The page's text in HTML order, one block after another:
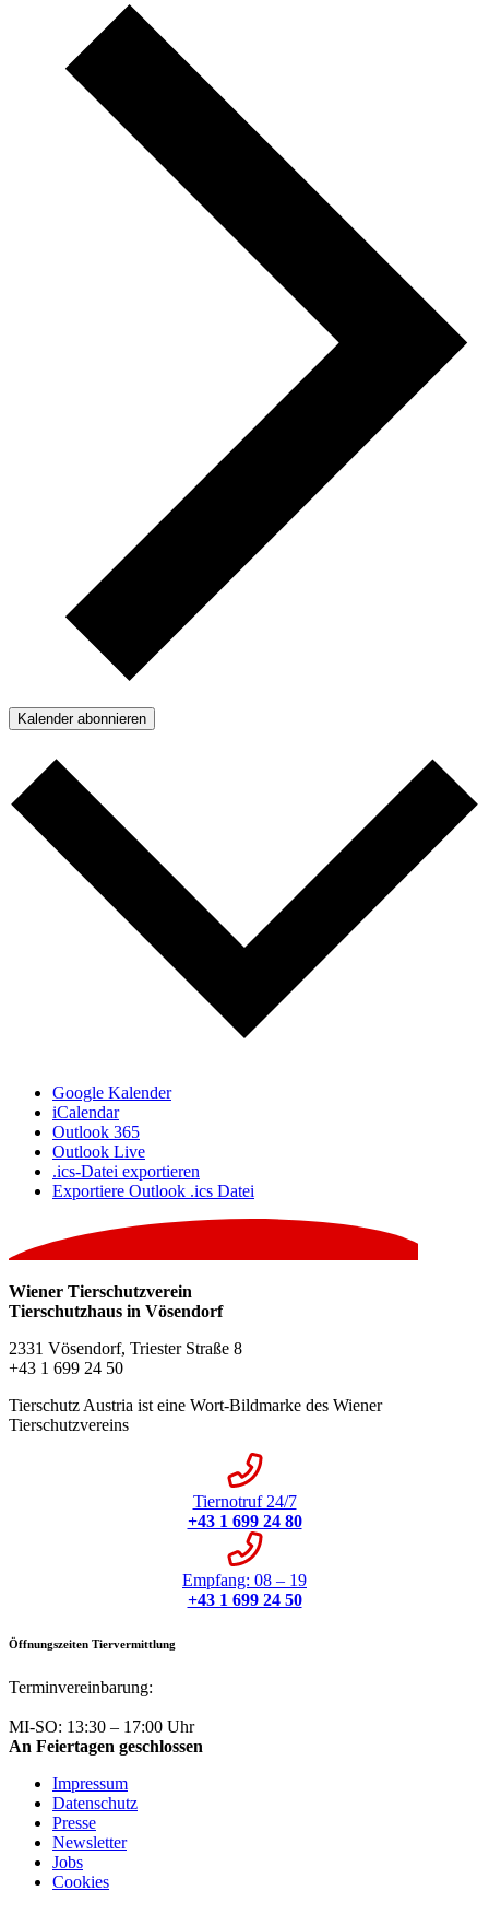
Kalender abonnieren
Google Kalender
iCalendar
Outlook 365
Outlook Live
.ics-Datei exportieren
Exportiere Outlook .ics Datei
Wiener Tierschutzverein
Tierschutzhaus in Vösendorf
2331 Vösendorf, Triester Straße 8
+43 1 699 24 50
Tierschutz Austria ist eine Wort-Bildmarke des Wiener
Tierschutzvereins
Tiernotruf 24/7
+43 1 699 24 80
Empfang: 08 – 19
+43 1 699 24 50
Öffnungszeiten Tiervermittlung
Terminvereinbarung:
MI-SO: 13:30 – 17:00 Uhr
An Feiertagen geschlossen
Impressum
Datenschutz
Presse
Newsletter
Jobs
Cookies